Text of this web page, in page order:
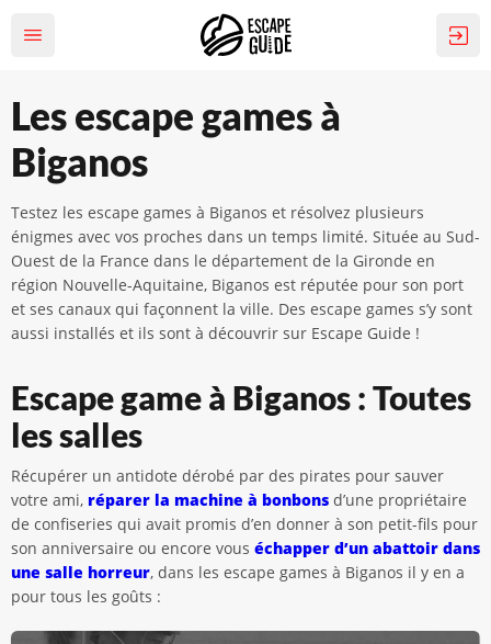
Les escape games à
Biganos
Testez les escape games à Biganos et résolvez plusieurs
énigmes avec vos proches dans un temps limité. Située au Sud-
Ouest de la France dans le département de la Gironde en
région Nouvelle-Aquitaine, Biganos est réputée pour son port
et ses canaux qui façonnent la ville. Des escape games s’y sont
aussi installés et ils sont à découvrir sur Escape Guide !
Escape game à Biganos : Toutes
les salles
Récupérer un antidote dérobé par des pirates pour sauver
votre ami, réparer la machine à bonbons d’une propriétaire
de confiseries qui avait promis d’en donner à son petit-fils pour
son anniversaire ou encore vous échapper d’un abattoir dans
une salle horreur, dans les escape games à Biganos il y en a
pour tous les goûts :